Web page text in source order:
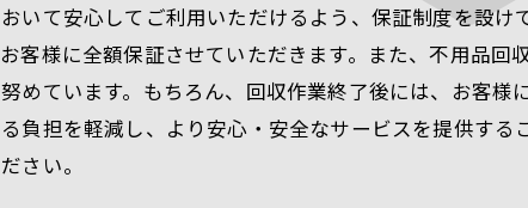
いて安心してご利用いただけるよう、保証制度を設
客様に全額保証させていただきます。また、不用品
めています。もちろん、回収作業終了後には、お客
負担を軽減し、より安心・安全なサービスを提供す
さい。